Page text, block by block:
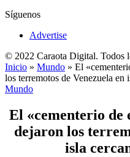
Síguenos
Advertise
© 2022 Caraota Digital. Todos
Inicio » Mundo » El
los terremotos de Venezuela en
Mundo
El «cementerio de
dejaron los
isla